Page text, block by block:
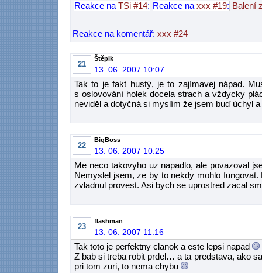
Reakce na TSi #14: Reakce na xxx #19: Balení
Reakce na komentář: xxx #24
21
Štěpik
13. 06. 2007 10:07
Tak to je fakt hustý, je to zajímavej nápad.
s oslovování holek docela strach a vždycky
neviděl a dotyčná si myslím že jsem buď úchyl
22
BigBoss
13. 06. 2007 10:25
Me neco takovyho uz napadlo, ale povazoval
Nemyslel jsem, ze by to nekdy mohlo
zvladnul provest. Asi bych se uprostred zacal
23
flashman
13. 06. 2007 11:16
Tak toto je perfektny clanok a este lepsi napad
Z bab si treba robit prdel… a ta predstava, ako
pri tom zuri, to nema chybu